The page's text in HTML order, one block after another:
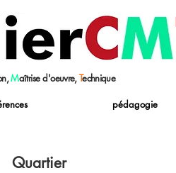
pédagogie
Quartier
Maîtrised'oeuvre,Technique